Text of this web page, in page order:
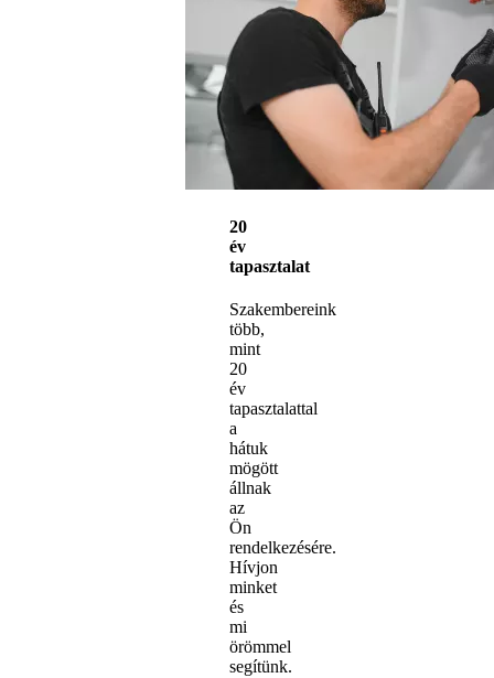
20
év
tapasztalat
Szakembereink
több,
mint
20
év
tapasztalattal
a
hátuk
mögött
állnak
az
Ön
rendelkezésére.
Hívjon
minket
és
mi
örömmel
segítünk.